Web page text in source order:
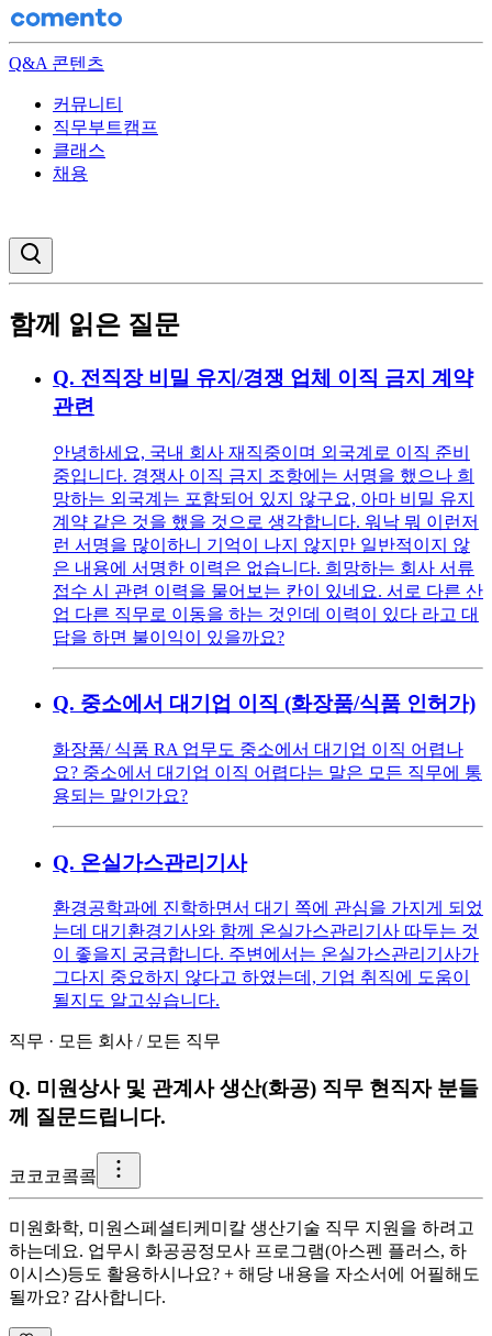
Q&A 콘텐츠
커뮤니티
직무부트캠프
클래스
채용
함께 읽은 질문
Q. 전직장 비밀 유지/경쟁 업체 이직 금지 계약
관련
안녕하세요, 국내 회사 재직중이며 외국계로 이직 준비
중입니다. 경쟁사 이직 금지 조항에는 서명을 했으나 희
망하는 외국계는 포함되어 있지 않구요, 아마 비밀 유지
계약 같은 것을 했을 것으로 생각합니다. 워낙 뭐 이런저
런 서명을 많이하니 기억이 나지 않지만 일반적이지 않
은 내용에 서명한 이력은 없습니다. 희망하는 회사 서류
접수 시 관련 이력을 물어보는 칸이 있네요. 서로 다른 산
업 다른 직무로 이동을 하는 것인데 이력이 있다 라고 대
답을 하면 불이익이 있을까요?
Q. 중소에서 대기업 이직 (화장품/식품 인허가)
화장품/ 식품 RA 업무도 중소에서 대기업 이직 어렵나
요? 중소에서 대기업 이직 어렵다는 말은 모든 직무에 통
용되는 말인가요?
Q. 온실가스관리기사
환경공학과에 진학하면서 대기 쪽에 관심을 가지게 되었
는데 대기환경기사와 함께 온실가스관리기사 따두는 것
이 좋을지 궁금합니다. 주변에서는 온실가스관리기사가
그다지 중요하지 않다고 하였는데, 기업 취직에 도움이
될지도 알고싶습니다.
직무 · 모든 회사 / 모든 직무
Q. 미원상사 및 관계사 생산(화공) 직무 현직자 분들
께 질문드립니다.
코 코코콬콬
미원화학, 미원스페셜티케미칼 생산기술 직무 지원을 하려고
하는데요. 업무시 화공공정모사 프로그램(아스펜 플러스, 하
이시스)등도 활용하시나요? + 해당 내용을 자소서에 어필해도
될까요? 감사합니다.